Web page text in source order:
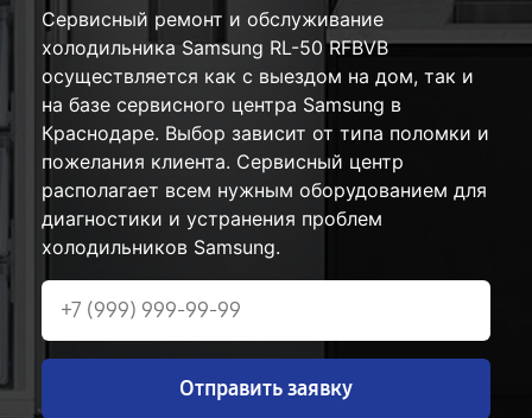
Сервисный ремонт и обслуживание
холодильника Samsung RL-50 RFBVB
осуществляется как с выездом на дом, так и
на базе сервисного центра Samsung в
Краснодаре. Выбор зависит от типа поломки и
пожелания клиента. Сервисный центр
располагает всем нужным оборудованием для
диагностики и устранения проблем
холодильников Samsung.
Отправить заявку